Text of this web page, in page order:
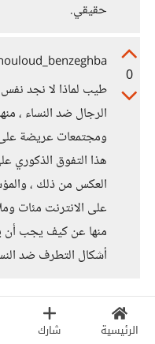
الرئيسية شارك
حقيقي.
0
طيب لماذا لا نجد
الرجال ضد النساء ،
ومجتمعات عريضة
هذا التفوق الذكوري
العكس من ذلك ،
على الانترنت مئات
منها عن كيف يجب أن
أشكال التطرف ضد
0
مجهول قبل سنة واحدة
بصراحة، علاقتي